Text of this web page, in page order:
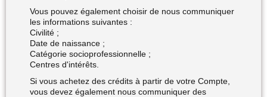
Vous pouvez également choisir de nous communiquer
les informations suivantes :
Civilité ;
Date de naissance ;
Catégorie socioprofessionnelle ;
Centres d'intérêts.
Si vous achetez des crédits à partir de votre Compte,
vous devez également nous communiquer des